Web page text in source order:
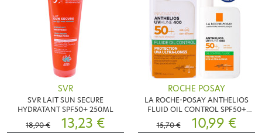
SVR
SVR LAIT SUN SECURE
HYDRATANT SPF50+ 250ML
18,90 €
13,23 €
ROCHE POSAY
LA ROCHE-POSAY ANTHELIOS
FLUID OIL CONTROL SPF50+
50ML
15,70 € 10,99 €